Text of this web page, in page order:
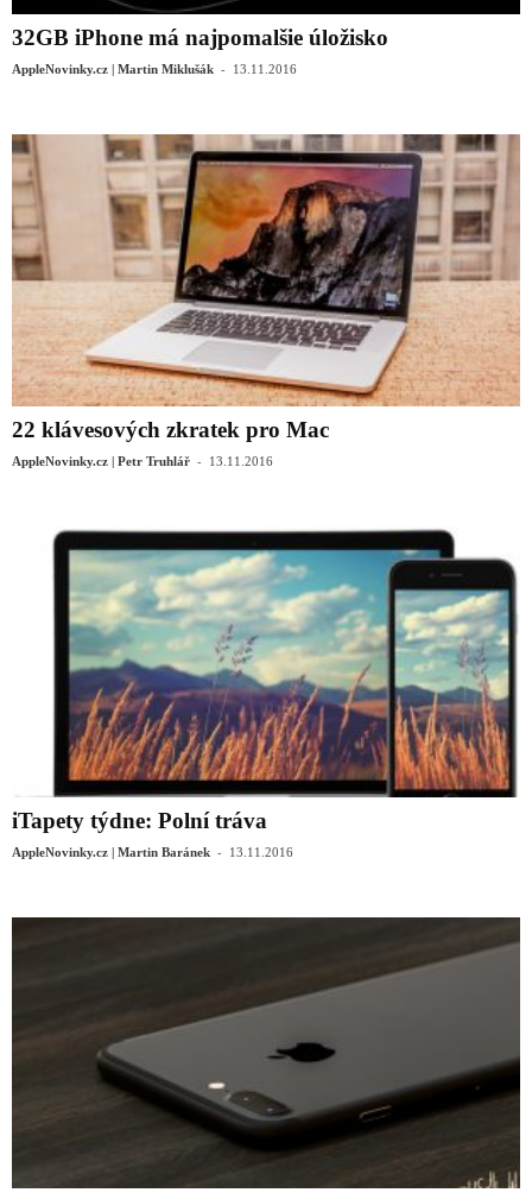
32GB iPhone má najpomalšie úložisko
AppleNovinky.cz | Martin Miklušák - 13.11.2016
22 klávesových zkratek pro Mac
AppleNovinky.cz | Petr Truhlář - 13.11.2016
iTapety týdne: Polní tráva
AppleNovinky.cz | Martin Baránek - 13.11.2016